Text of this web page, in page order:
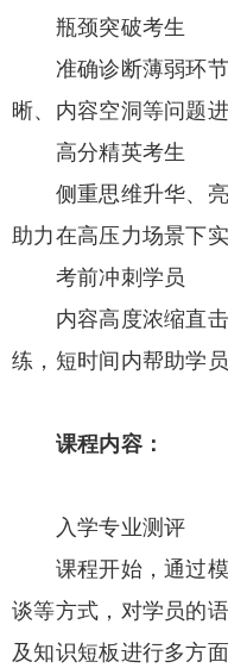
瓶颈突破考生
准确诊断薄弱环节
晰、内容空洞等问题
高分精英考生
侧重思维升华、亮
助力在高压力场景下
考前冲刺学员
内容高度浓缩直击
练，短时间内帮助学
课程内容：
入学专业测评
课程开始，通过模
谈等方式，对学员的
及知识短板进行多方